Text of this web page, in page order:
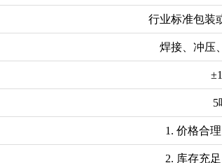
行业标准包装
焊接、冲压
5
1. 价格合
2. 库存充